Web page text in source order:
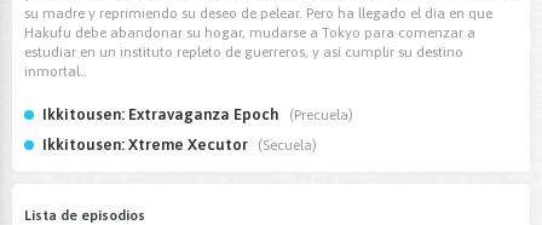
su madre y reprimiendo su deseo de pelear. Pero ha llegado el día en que
Hakufu debe abandonar su hogar, mudarse a Tokyo para comenzar a
estudiar en un instituto repleto de guerreros, y así cumplir su destino
inmortal..
Ikkitousen: Extravaganza Epoch (Precuela)
Ikkitousen: Xtreme Xecutor (Secuela)
Lista de episodios